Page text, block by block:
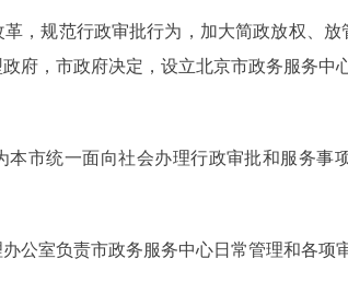
规范行政审批行为，加大简政放权、放
府，市政府决定，设立北京市政务服务中
统一面向社会办理行政审批和服务事
室负责市政务服务中心日常管理和各项